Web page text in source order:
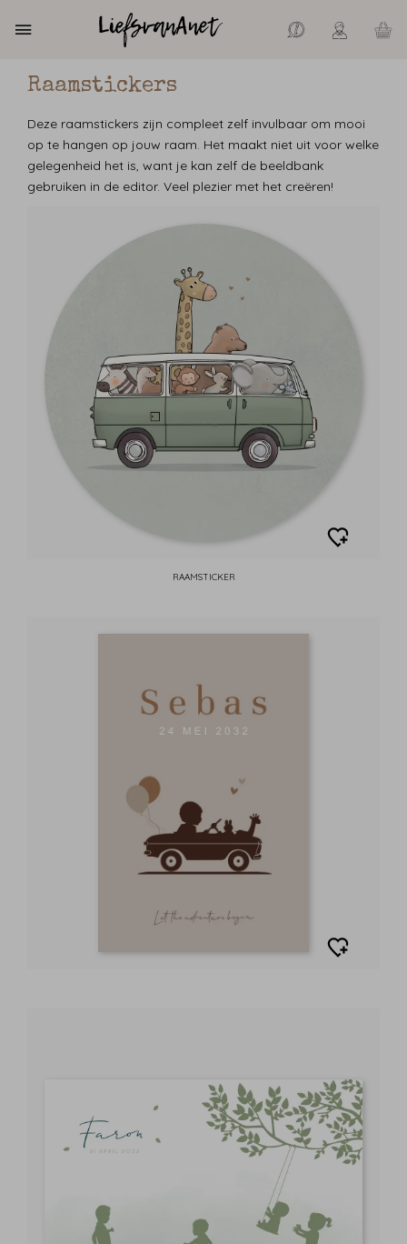
Raamstickers
Deze raamstickers zijn compleet zelf invulbaar om mooi
op te hangen op jouw raam. Het maakt niet uit voor welke
gelegenheid het is, want je kan zelf de beeldbank
gebruiken in de editor. Veel plezier met het creëren!
RAAMSTICKER